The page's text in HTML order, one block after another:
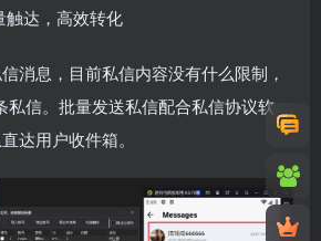
达，高效转化
消息，目前私信内容没有什么限制，
私信。批量发送私信配合私信协议软
达用户收件箱。